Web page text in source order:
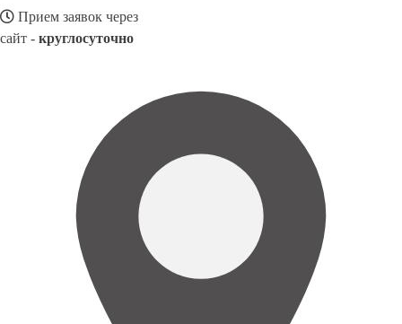
Прием заявок через
сайт - круглосуточно